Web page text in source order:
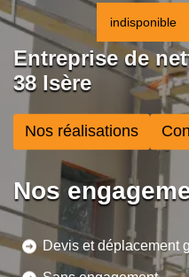
indisponible
Entreprise de
38 Isère
Nos réalisations
Nos
Devis et déplacement